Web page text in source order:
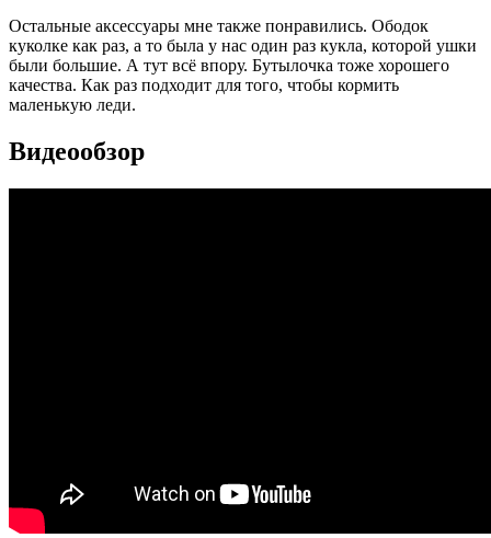
Остальные аксессуары мне также понравились. Ободок
куколке как раз, а то была у нас один раз кукла, которой ушки
были большие. А тут всё впору. Бутылочка тоже хорошего
качества. Как раз подходит для того, чтобы кормить
маленькую леди.
Видеообзор